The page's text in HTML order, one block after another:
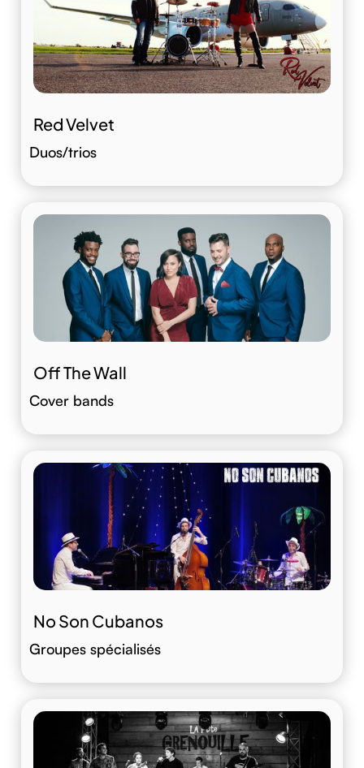
Red Velvet
Duos/trios
Off The Wall
Cover bands
No Son Cubanos
Groupes spécialisés